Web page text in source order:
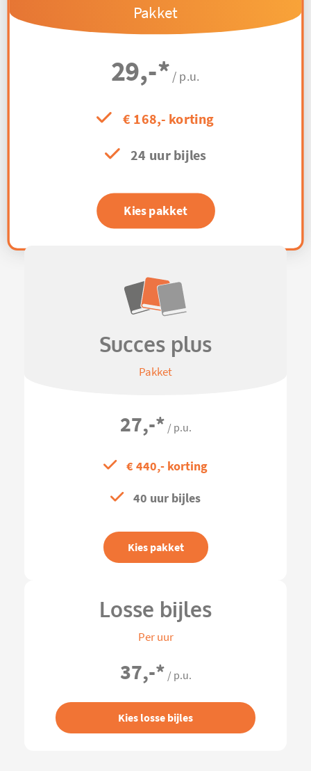
Pakket
29,-* / p.u.
€ 168,- korting
24 uur bijles
Kies pakket
Succes plus
Pakket
27,-* / p.u.
€ 440,- korting
40 uur bijles
Kies pakket
Losse bijles
Per uur
37,-* / p.u.
Kies losse bijles